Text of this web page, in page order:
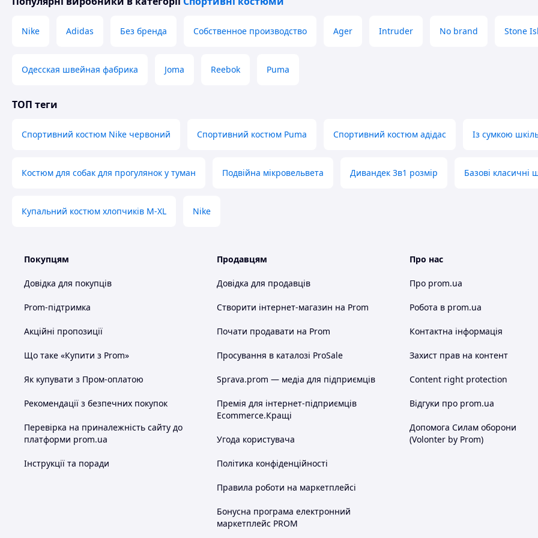
Nike Adidas Без бренда Собственное производство Ager Intruder No brand Stone
Одесская швейная фабрика Joma Reebok Puma
ТОП теги
Спортивний костюм Nike червоний Спортивний костюм Puma Спортивний костюм адідас Із сумкою
Костюм для собак для прогулянок у туман Подвійна мікровельвета Дивандек 3в1 розмір Базові класичні
Купальний костюм хлопчиків M-XL Nike
Покупцям
Довідка для покупців
Prom-підтримка
Акційні пропозиції
Що таке «Купити з Prom»
Як купувати з Пром-оплатою
Рекомендації з безпечних покупок
Перевірка на приналежність сайту до
платформи prom.ua
Інструкції та поради
Продавцям
Довідка для продавців
Створити інтернет-магазин на Prom
Почати продавати на Prom
Просування в каталозі ProSale
Sprava.prom — медіа для підприємців
Премія для інтернет-підприємців
Ecommerce.Кращі
Угода користувача
Політика конфіденційності
Правила роботи на маркетплейсі
Бонусна програма електронний
маркетплейс PROM
Про нас
Про prom.ua
Робота в prom.ua
Контактна інформація
Захист прав на контент
Content right protection
Відгуки про prom.ua
Допомога Силам оборони
(Volonter by Prom)